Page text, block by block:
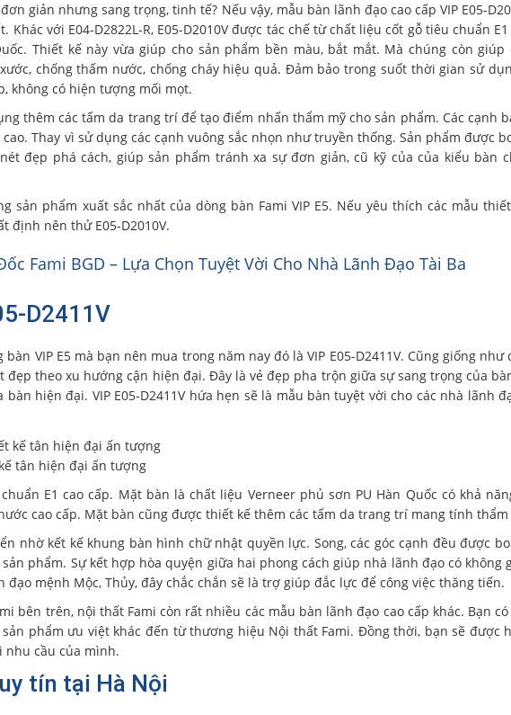
giản nhưng sang trọng, tinh tế? Nếu vậy, mẫu bàn lãnh đạo cao cấp VIP E05-
với E04-D2822L-R, E05-D2010V được tác chế từ chất liệu cốt gỗ tiêu chuẩn
Thiết kế này vừa giúp cho sản phẩm bền màu, bắt mắt. Mà chúng còn giúp
chống thấm nước, chống cháy hiệu quả. Đảm bảo trong suốt thời gian sử
không có hiện tượng mối mọt.
thêm các tấm da trang trí để tạo điểm nhấn thẩm mỹ cho sản phẩm. Các cạnh
Thay vì sử dụng các cạnh vuông sắc nhọn như truyền thống. Sản phẩm được
đẹp phá cách, giúp sản phẩm tránh xa sự đơn giản, cũ kỹ của của kiểu bàn
sản phẩm xuất sắc nhất của dòng bàn Fami VIP E5. Nếu yêu thích các mẫu
định nên thử E05-D2010V.
Fami BGD – Lựa Chọn Tuyệt Vời Cho Nhà Lãnh Đạo Tài Ba
D2411V
VIP E5 mà bạn nên mua trong năm nay đó là VIP E05-D2411V. Cũng giống như
đẹp theo xu hướng cận hiện đại. Đây là vẻ đẹp pha trộn giữa sự sang trọng của
hiện đại. VIP E05-D2411V hứa hẹn sẽ là mẫu bàn tuyệt vời cho các nhà lãnh
tân hiện đại ấn tượng
E1 cao cấp. Mặt bàn là chất liệu Verneer phủ sơn PU Hàn Quốc có khả
cao cấp. Mặt bàn cũng được thiết kế thêm các tấm da trang trí mang tính thẩm
nhờ kết kế khung bàn hình chữ nhật quyền lực. Song, các góc cạnh đều được
sản phẩm. Sự kết hợp hòa quyện giữa hai phong cách giúp nhà lãnh đạo có không
mệnh Mộc, Thủy, đây chắc chắn sẽ là trợ giúp đắc lực để công việc thăng tiến.
bên trên, nội thất Fami còn rất nhiều các mẫu bàn lãnh đạo cao cấp khác. Bạn
phẩm ưu việt khác đến từ thương hiệu Nội thất Fami. Đồng thời, bạn sẽ được
nhu cầu của mình.
tín tại Hà Nội